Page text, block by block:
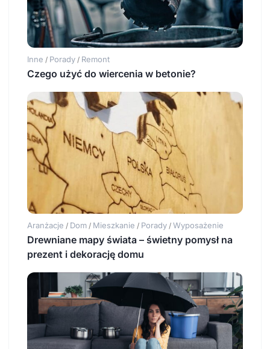
Inne / Porady / Remont
Czego użyć do wiercenia w betonie?
Aranżacje / Dom / Mieszkanie / Porady / Wyposażenie
Drewniane mapy świata – świetny pomysł na
prezent i dekorację domu